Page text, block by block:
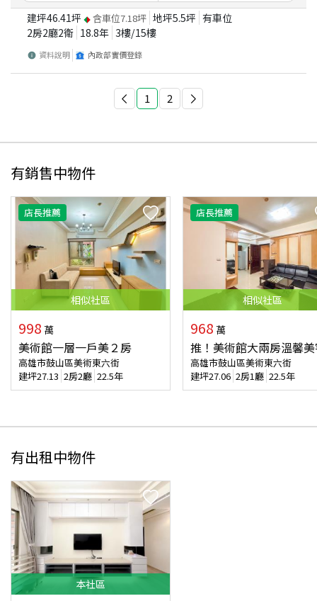
建坪46.41坪 含車位7.18坪 地坪5.5坪 有車位
2房2廳2衛 18.8年 3樓/15樓
資料說明 內政部實價登錄
1 2
有銷售中物件
店長推薦
相似社區
998 萬
美術館一層一戶美２房
高雄市鼓山區美術東六街
建坪27.13 2房2廳 22.5年
店長推薦
相似社區
968 萬
推！美術館大兩房溫馨
高雄市鼓山區美術東六街
建坪27.06 2房1廳 22.5年
有出租中物件
本社區